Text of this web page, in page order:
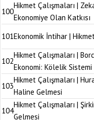
100
Hikmet Çalışmaları |
Ekonomiye Olan Katkısı
101Ekonomik İntihar |
102
Hikmet Çalışmaları |
Ekonomi: Kölelik Sistemi
103
Hikmet Çalışmaları |
Haline Gelmesi
104
Hikmet Çalışmaları |
Gelmesi